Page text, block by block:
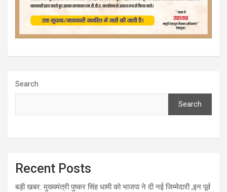
Search
Search
Recent Posts
बड़ी खबर: मुख्यमंत्री पुष्कर सिंह धामी को भाजपा ने दी नई जिम्मेदारी ,इन पूर्व